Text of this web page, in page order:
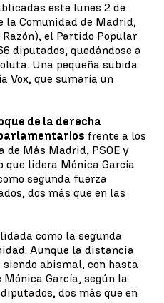
este lunes 2 de
la Comunidad de Madrid,
el Partido Popular
diputados, quedándose a
Una pequeña subida
Vox, que sumaría un
de la derecha
frente a los
de Más Madrid, PSOE y
que lidera Mónica García
segunda fuerza
dos más que en las
como la segunda
Aunque la distancia
abismal, con hasta
García, según la
dos más que en